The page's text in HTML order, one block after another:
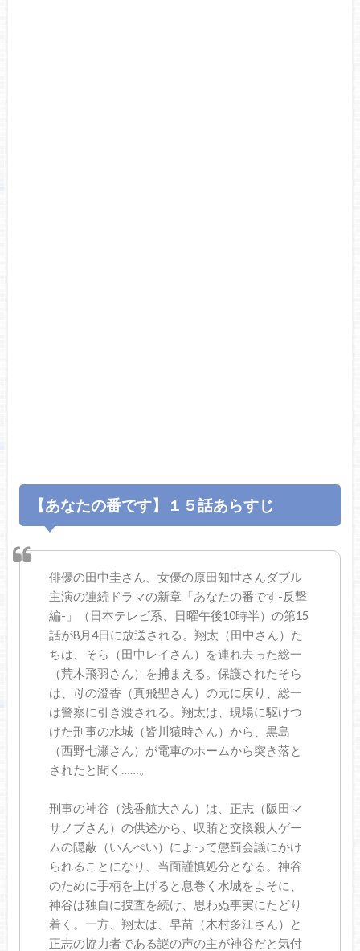
【あなたの番です】１５話あらすじ
俳優の田中圭さん、女優の原田知世さんダブル
主演の連続ドラマの新章「あなたの番です-反撃
編-」（日本テレビ系、日曜午後10時半）の第15
話が8月4日に放送される。翔太（田中さん）た
ちは、そら（田中レイさん）を連れ去った総一
（荒木飛羽さん）を捕まえる。保護されたそら
は、母の澄香（真飛聖さん）の元に戻り、総一
は警察に引き渡される。翔太は、現場に駆けつ
けた刑事の水城（皆川猿時さん）から、黒島
（西野七瀬さん）が電車のホームから突き落と
されたと聞く……。
刑事の神谷（浅香航大さん）は、正志（阪田マ
サノブさん）の供述から、収賄と交換殺人ゲー
ムの隠蔽（いんぺい）によって懲罰会議にかけ
られることになり、当面謹慎処分となる。神谷
のために手柄を上げると息巻く水城をよそに、
神谷は独自に捜査を続け、思わぬ事実にたどり
着く。一方、翔太は、早苗（木村多江さん）と
正志の協力者である謎の声の主が神谷だと気付